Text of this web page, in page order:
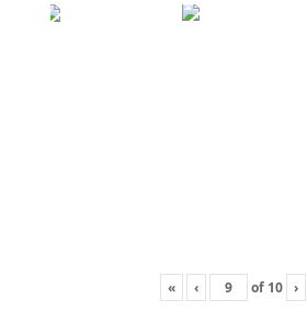
« ‹ of 10 ›